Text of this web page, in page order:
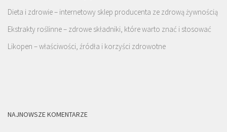
Dieta i zdrowie – internetowy sklep producenta ze zdrową żywnością
Ekstrakty roślinne – zdrowe składniki, które warto znać i stosować
Likopen – właściwości, źródła i korzyści zdrowotne
NAJNOWSZE KOMENTARZE